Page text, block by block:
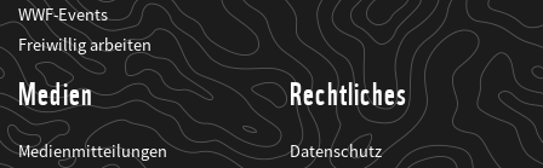
WWF-Events
Freiwillig arbeiten
Medien
Medienmitteilungen
Rechtliches
Datenschutz